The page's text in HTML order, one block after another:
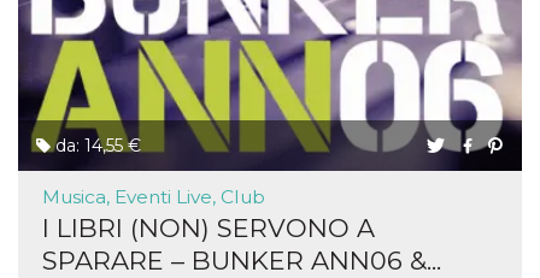
da: 14,55 €
Musica, Eventi Live, Club
I LIBRI (NON) SERVONO A
SPARARE – BUNKER ANN06 &...